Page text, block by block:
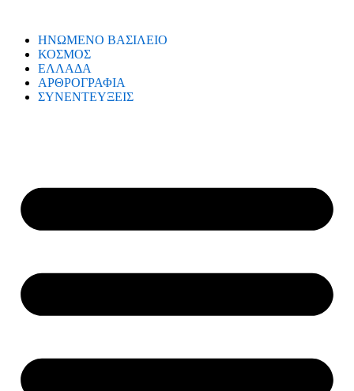
ΗΝΩΜΕΝΟ ΒΑΣΙΛΕΙΟ
ΚΟΣΜΟΣ
ΕΛΛΑΔΑ
ΑΡΘΡΟΓΡΑΦΙΑ
ΣΥΝΕΝΤΕΥΞΕΙΣ